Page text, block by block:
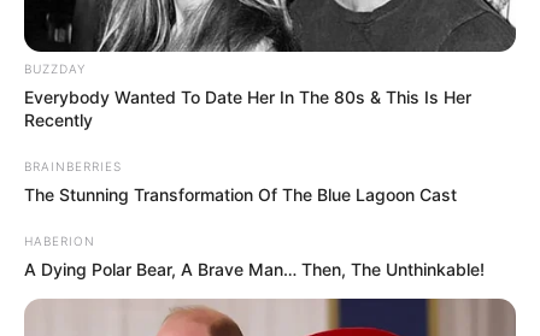
BUZZDAY
Everybody Wanted To Date Her In The 80s & This Is Her
Recently
BRAINBERRIES
The Stunning Transformation Of The Blue Lagoon Cast
HABERION
A Dying Polar Bear, A Brave Man… Then, The Unthinkable!